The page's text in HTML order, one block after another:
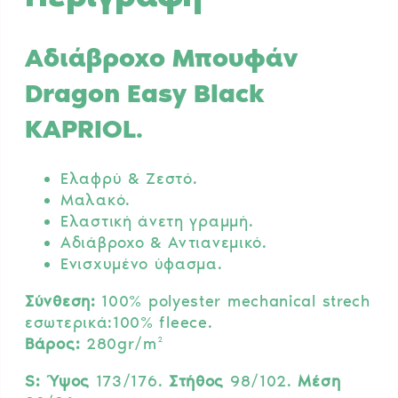
Αδιάβροχο Μπουφάν
Dragon Easy Black
KAPRIOL.
Ελαφρύ & Ζεστό.
Μαλακό.
Ελαστική άνετη γραμμή.
Αδιάβροχο & Αντιανεμικό.
Ενισχυμένο ύφασμα.
Σύνθεση: 100% polyester mechanical strech
εσωτερικά:100% fleece.
Βάρος: 280gr/m²
S: Ύψος 173/176. Στήθος 98/102.Μέση